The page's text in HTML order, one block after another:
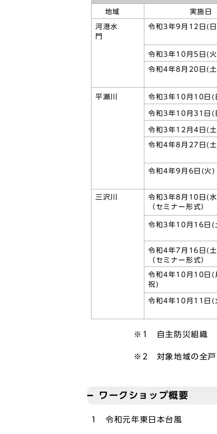
地域 実施日
河港水
門
令和3年9月12
令和3年10月5
令和4年8月20日(
平瀬川 令和3年10月10日(
令和3年10月31日(
令和3年12月4日(
令和4年8月27日(
令和4年9月6日(火)
三沢川
令和3年8月10日(
（セミナー形式）
令和3年10月16日(
令和4年7月16日(
（セミナー形式）
令和4年10月10日(
祝)
令和4年10月11日(
※1 自主防災組織
※2 対象地域の全戸に防災
ワークショップ概要
1 令和元年東日本台風